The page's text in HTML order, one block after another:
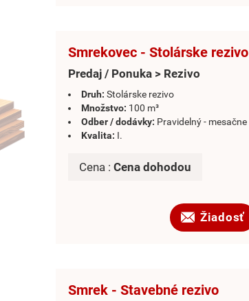
Smrekovec - Stolárske rezivo
Predaj / Ponuka > Rezivo
Druh: Stolárske rezivo
Množstvo: 100 m³
Odber / dodávky: Pravidelný - mesačne
Kvalita: I.
Cena : Cena dohodou
Žiadosť
Smrek - Stavebné rezivo